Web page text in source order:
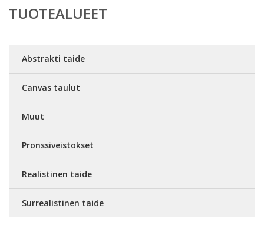
TUOTEALUEET
Abstrakti taide
Canvas taulut
Muut
Pronssiveistokset
Realistinen taide
Surrealistinen taide